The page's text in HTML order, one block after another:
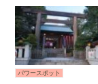
パワースポット